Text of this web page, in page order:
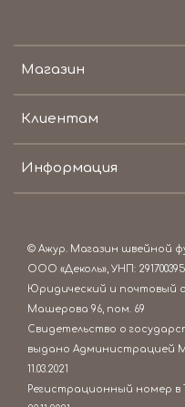
Магазин
Клиентам
Информация
© Ажур. Магазин швейной
ООО «Деколь», УНП: 291700395
Юридический и почтовый
Машерова 96, пом. 69
Свидетельство о
выдано Администрацией
11.03.2021
Регистрационный номер в